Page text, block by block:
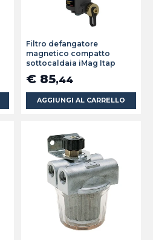
Filtro defangatore
magnetico compatto
sottocaldaia iMag Itap
€ 85,44
AGGIUNGI AL CARRELLO